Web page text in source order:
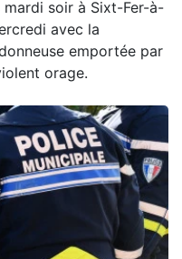
mardi soir à Sixt-Fer-à-
avec la
emportée par
orage.